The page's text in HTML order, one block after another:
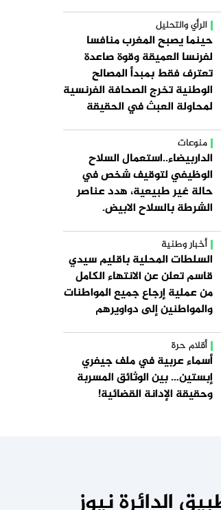
الرأي والتحليل
حينما يصبح المغرب منافسا
لفرنسا العميقة وقوة صاعدة
تعترف فقط بمبدأ المصالح
الوطنية تخرج الصحافة الفرنسية
لمحاولة العبث في الحقيقة
منوعات
الداربيضاء..استعمال السلاح
الوظيفي لتوقيف شخص في
حالة غير طبيعية، هدد عناصر
الشرطة بالسلاح الابيض.
أخبار وطنية
السلطات المحلية باقليم سيدي
قاسم تعلن عن الانتهاء الكامل
من عملية إرجاع جميع المواطنات
والمواطنين إلى دواويرهم
أقلام حرة
أسماء عربية في ملف جيفري
إبستين… بين الوثائق المسربة
وحقيقة الإدانة القضائية!